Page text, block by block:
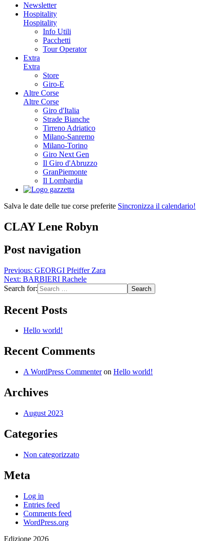
Newsletter
Hospitality
Hospitality
Info Utili
Pacchetti
Tour Operator
Extra
Extra
Store
Giro-E
Altre Corse
Altre Corse
Giro d'Italia
Strade Bianche
Tirreno Adriatico
Milano-Sanremo
Milano-Torino
Giro Next Gen
Il Giro d'Abruzzo
GranPiemonte
Il Lombardia
Salva le date delle tue corse preferite Sincronizza il calendario!
CLAY Lene Robyn
Post navigation
Previous: GEORGI Pfeiffer Zara
Next: BARBIERI Rachele
Search for:
Recent Posts
Hello world!
Recent Comments
A WordPress Commenteron Hello world!
Archives
August 2023
Categories
Non categorizzato
Meta
Log in
Entries feed
Comments feed
WordPress.org
Edizione 2026